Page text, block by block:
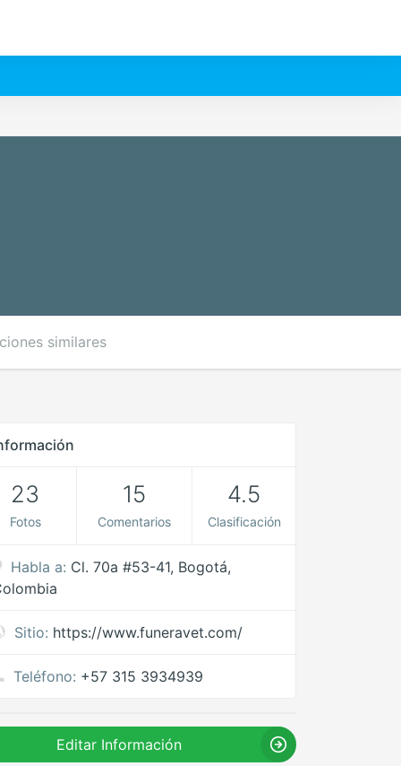
similares
23
Fotos
15
Comentarios
4.5
Clasificación
Habla a: Cl. 70a #53-41, Bogotá,
Sitio: https://www.funeravet.com/
Teléfono: +57 315 3934939
Editar Información